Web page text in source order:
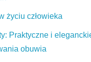
życiu człowieka
Praktyczne i
obuwia